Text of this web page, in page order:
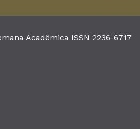
Acadêmica ISSN 2236-6717